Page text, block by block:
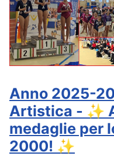
Anno 2025-
Artistica - ✨
medaglie per
2000! ✨